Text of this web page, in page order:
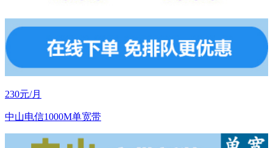
230元/月
中山电信1000M单宽带